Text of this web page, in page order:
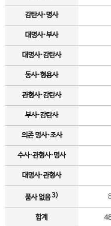
감탄사·명사
대명사·부사
대명사·감탄사
동사·형용사
관형사·감탄사
부사·감탄사
의존 명사·조사
수사·관형사·명사
대명사·관형사
품사 없음3)
합계